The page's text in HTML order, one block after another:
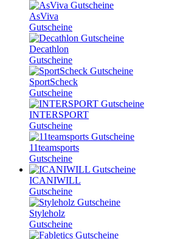
AsViva
Gutscheine
Decathlon
Gutscheine
SportScheck
Gutscheine
INTERSPORT
Gutscheine
11teamsports
Gutscheine
ICANIWILL
Gutscheine
Styleholz
Gutscheine